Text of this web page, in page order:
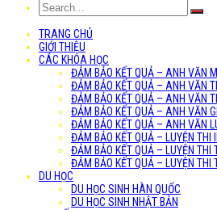
TRANG CHỦ
GIỚI THIỆU
CÁC KHÓA HỌC
ĐẢM BẢO KẾT QUẢ – ANH VĂN
ĐẢM BẢO KẾT QUẢ – ANH VĂN
ĐẢM BẢO KẾT QUẢ – ANH VĂN
ĐẢM BẢO KẾT QUẢ – ANH VĂN
ĐẢM BẢO KẾT QUẢ – ANH VĂN
ĐẢM BẢO KẾT QUẢ – LUYỆN THI
ĐẢM BẢO KẾT QUẢ – LUYỆN THI
ĐẢM BẢO KẾT QUẢ – LUYỆN THI
DU HỌC
DU HỌC SINH HÀN QUỐC
DU HỌC SINH NHẬT BẢN